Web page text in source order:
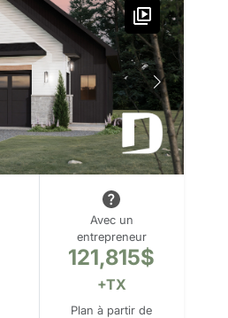
Avec un
entrepreneur
121,815$
+TX
Plan à partir de